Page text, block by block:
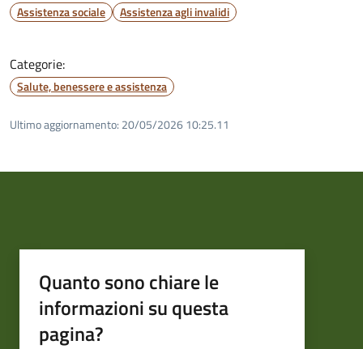
Assistenza sociale Assistenza agli invalidi
Categorie:
Salute, benessere e assistenza
Ultimo aggiornamento: 20/05/2026 10:25.11
Quanto sono chiare le
informazioni su questa
pagina?